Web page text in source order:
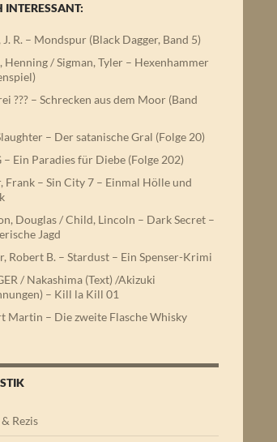
INTERESSANT:
R. – Mondspur (Black Dagger, Band 5)
Henning / Sigman, Tyler – Hexenhammer
??? – Schrecken aus dem Moor (Band
– Der satanische Gral (Folge 20)
– Ein Paradies für Diebe (Folge 202)
Frank – Sin City 7 – Einmal Hölle und
Douglas / Child, Lincoln – Dark Secret –
Jagd
Robert B. – Stardust – Ein Spenser-Krimi
/ Nakashima (Text) /Akizuki
– Kill la Kill 01
Martin – Die zweite Flasche Whisky
Rezis